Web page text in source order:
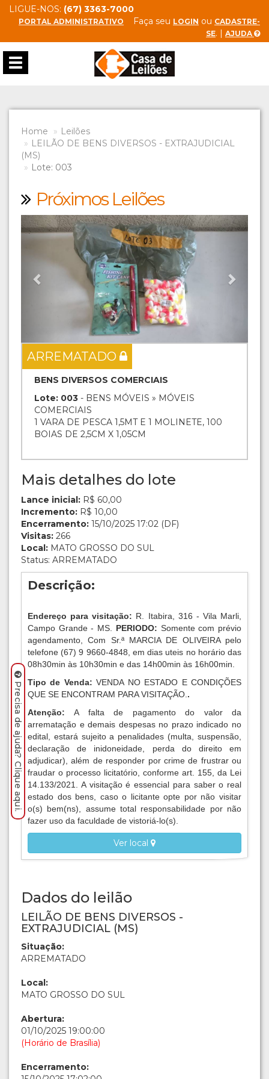
LIGUE-NOS: (67) 3363-7000
PORTAL ADMINISTRATIVO Faça seu LOGIN ou CADASTRE-
SE. | AJUDA
Toggle
navigation
Home
Leilões
LEILÃO DE BENS DIVERSOS - EXTRAJUDICIAL
(MS)
Lote: 003
Próximos Leilões
Previous Next
ARREMATADO
BENS DIVERSOS COMERCIAIS
Lote: 003 - BENS MÓVEIS » MÓVEIS
COMERCIAIS
1 VARA DE PESCA 1,5MT E 1 MOLINETE, 100
BOIAS DE 2,5CM X 1,05CM
Mais detalhes do lote
Lance inicial: R$ 60,00
Incremento: R$ 10,00
Encerramento: 15/10/2025 17:02 (DF)
Visitas: 266
Local: MATO GROSSO DO SUL
Status: ARREMATADO
Descrição:
Endereço para visitação: R. Itabira, 316 - Vila Marli,
Campo Grande - MS. PERIODO: Somente com prévio
agendamento, Com Sr.ª MARCIA DE OLIVEIRA pelo
telefone (67) 9 9660-4848, em dias uteis no horário das
08h30min às 10h30min e das 14h00min às 16h00min.
Tipo de Venda:VENDA NO ESTADO E CONDIÇÕES
QUE SE ENCONTRAM PARA VISITAÇÃO. .
Atenção:A falta de pagamento do valor da
arrematação e demais despesas no prazo indicado no
edital, estará sujeito a penalidades (multa, suspensão,
declaração de inidoneidade, perda do direito em
adjudicar), além de responder por crime de frustrar ou
fraudar o processo licitatório, conforme art. 155, da Lei
14.133/2021. A visitação é essencial para saber o real
estado dos bens, caso o licitante opte por não visitar
o(s) bem(ns), assume total responsabilidade por não
fazer uso da faculdade de vistoriá-lo(s).
Ver local
Dados do leilão
LEILÃO DE BENS DIVERSOS -
EXTRAJUDICIAL (MS)
Situação:
ARREMATADO
Local:
MATO GROSSO DO SUL
Abertura:
01/10/2025 19:00:00
(Horário de Brasília)
Encerramento:
Precisa de ajuda? Clique aqui.